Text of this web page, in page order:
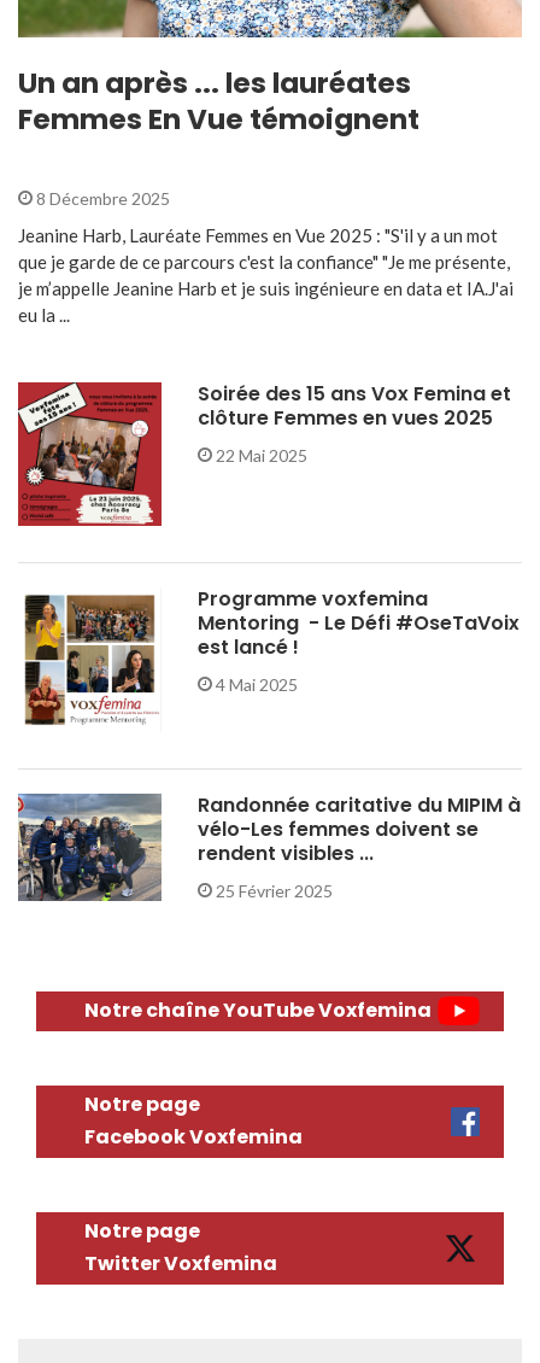
Un an après ... les lauréates
Femmes En Vue témoignent
8 Décembre 2025
Jeanine Harb, Lauréate Femmes en Vue 2025 : "S'il y a un mot
que je garde de ce parcours c'est la confiance" "Je me présente,
je m’appelle Jeanine Harb et je suis ingénieure en data et IA.J'ai
eu la ...
Soirée des 15 ans Vox Femina et
clôture Femmes en vues 2025
22 Mai 2025
Programme voxfemina
Mentoring - Le Défi #OseTaVoix
est lancé !
4 Mai 2025
Randonnée caritative du MIPIM à
vélo-Les femmes doivent se
rendent visibles ...
25 Février 2025
Notre chaîne YouTube Voxfemina
Notre page
Facebook Voxfemina
Notre page
Twitter Voxfemina